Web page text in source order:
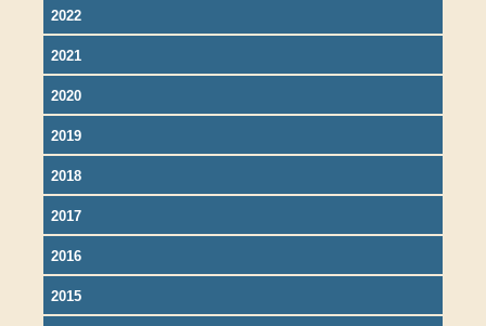
2022
2021
2020
2019
2018
2017
2016
2015